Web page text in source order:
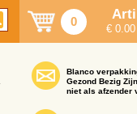
0
€
Blanco
Gezond Bezig
niet als afzender